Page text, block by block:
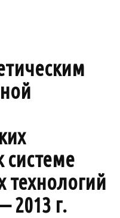
системе
технологий
2013 г.